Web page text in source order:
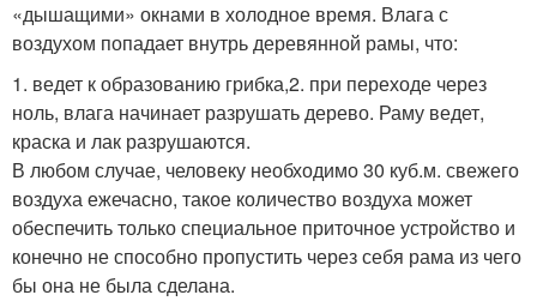
«дышащими» окнами в холодное время. Влага с
воздухом попадает внутрь деревянной рамы, что:
1. ведет к образованию грибка,2. при переходе через
ноль, влага начинает разрушать дерево. Раму ведет,
краска и лак разрушаются.
В любом случае, человеку необходимо 30 куб.м. свежего
воздуха ежечасно, такое количество воздуха может
обеспечить только специальное приточное устройство и
конечно не способно пропустить через себя рама из чего
бы она не была сделана.